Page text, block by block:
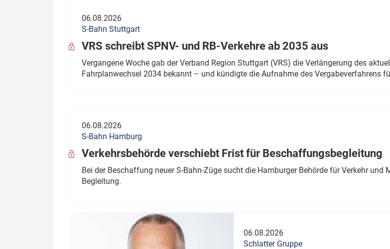
06.08.2026
S-Bahn Stuttgart
VRS schreibt SPNV- und RB-Verkehre ab 2035 aus
Vergangene Woche gab der Verband Region Stuttgart (VRS) die Verlängerung des
Fahrplanwechsel 2034 bekannt – und kündigte die Aufnahme des Vergabeverfahrens
06.08.2026
S-Bahn Hamburg
Verkehrsbehörde verschiebt Frist für Beschaffungsbegleitung
Bei der Beschaffung neuer S-Bahn-Züge sucht die Hamburger Behörde für Verkehr
Begleitung.
06.08.2026
Schlatter Gruppe